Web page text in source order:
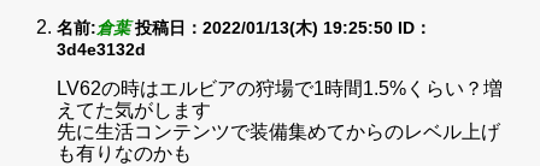
名前:倉葉 投稿日：2022/01/13(木) 19:25:50 ID：
3d4e3132d
LV62の時はエルビアの狩場で1時間1.5%くらい？増
えてた気がします
先に生活コンテンツで装備集めてからのレベル上げ
も有りなのかも